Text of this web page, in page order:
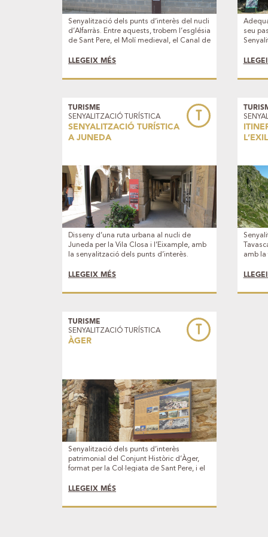
Senyalització dels punts d’interès del nucli
d’Alfarràs. Entre aquests, trobem l’església
de Sant Pere, el Molí medieval, el Canal de
Nicolau d’Andaní.
LLEGEIX MÉS
seu
T
TURISME
SENYALITZACIÓ TURÍSTICA
SENYALITZACIÓ TURÍSTICA
A JUNEDA
Disseny d’una ruta urbana al nucli de
Juneda per la Vila Closa i l’Eixample, amb
la senyalització dels punts d’interès.
existents a la Banqueta de Juneda, i la
LLEGEIX MÉS
L’EXILI
amb la
T
TURISME
SENYALITZACIÓ TURÍSTICA
ÀGER
Senyalització dels punts d’interès
patrimonial del Conjunt Històric d’Àger,
format per la Col·legiata de Sant Pere, i el
d’Interès Nacional.
LLEGEIX MÉS